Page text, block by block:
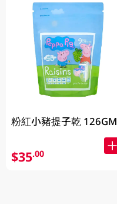
粉紅小豬提子乾 126GM
$35.00